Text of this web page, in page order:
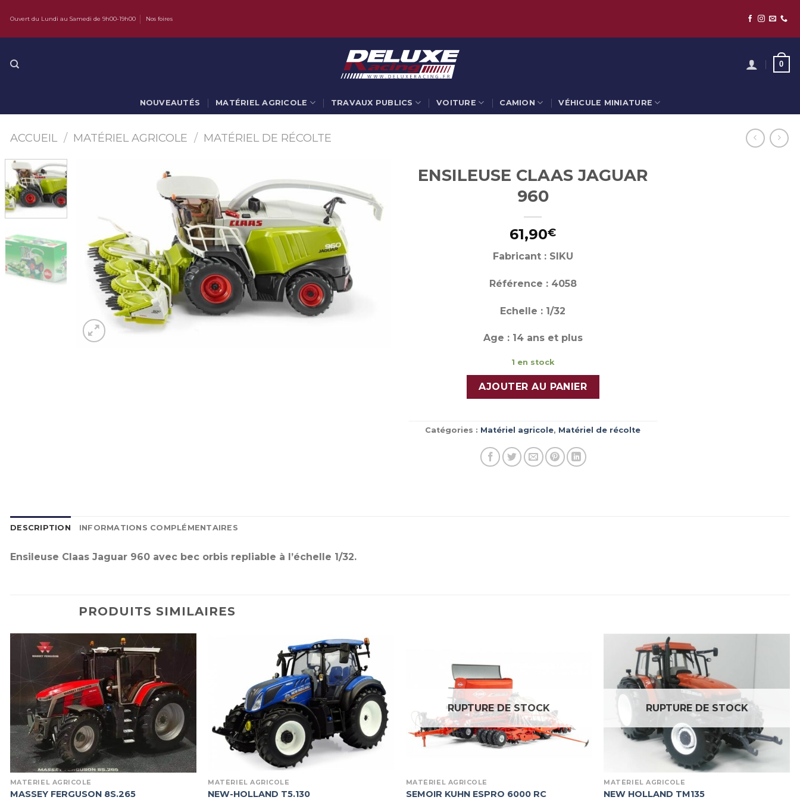
content
Ouvert du Lundi au Samedi de 9h00-19h00 Nos foires
0
NOUVEAUTÉS MATÉRIEL AGRICOLE TRAVAUX PUBLICS VOITURE CAMION VÉHICULE MINIATURE
ACCUEIL / MATÉRIEL AGRICOLE / MATÉRIEL DE RÉCOLTE
ENSILEUSE CLAAS JAGUAR
960
61,90€
Fabricant : SIKU
Référence : 4058
Echelle : 1/32
Age : 14 ans et plus
1 en stock
AJOUTER AU PANIER
Catégories : Matériel agricole, Matériel de récolte
DESCRIPTION INFORMATIONS COMPLÉMENTAIRES
Ensileuse Claas Jaguar 960 avec bec orbis repliable à l’échelle 1/32.
PRODUITS SIMILAIRES
MATÉRIEL AGRICOLE
MASSEY FERGUSON 8S.265
MATÉRIEL AGRICOLE
NEW-HOLLAND T5.130
RUPTURE DE STOCK
MATÉRIEL AGRICOLE
SEMOIR KUHN ESPRO 6000 RC
RUPTURE DE STOCK
MATÉRIEL AGRICOLE
NEW HOLLAND TM135